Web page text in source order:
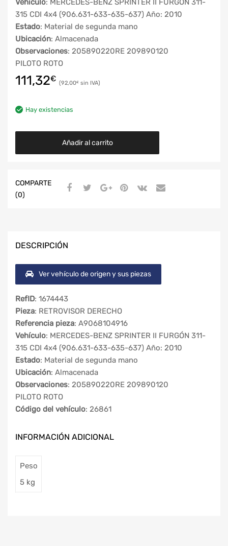
Vehículo: MERCEDES-BENZ SPRINTER II FURGÓN 311-
315 CDI 4x4 (906.631-633-635-637) Año: 2010
Estado: Material de segunda mano
Ubicación: Almacenada
Observaciones: 205890220RE 209890120
PILOTO ROTO
111,32€ 92,00€
Hay existencias
Añadir al carrito
COMPARTE
(0)
DESCRIPCIÓN
Ver vehículo de origen y sus piezas
RefID: 1674443
Pieza: RETROVISOR DERECHO
Referencia pieza: A9068104916
Vehículo: MERCEDES-BENZ SPRINTER II FURGÓN 311-
315 CDI 4x4 (906.631-633-635-637) Año: 2010
Estado: Material de segunda mano
Ubicación: Almacenada
Observaciones: 205890220RE 209890120
PILOTO ROTO
Código del vehículo: 26861
INFORMACIÓN ADICIONAL
Peso
5 kg